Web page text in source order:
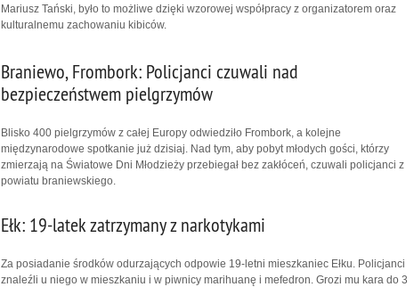
Mariusz Tański, było to możliwe dzięki wzorowej współpracy z organizatorem oraz
kulturalnemu zachowaniu kibiców.
Braniewo, Frombork: Policjanci czuwali nad
bezpieczeństwem pielgrzymów
Blisko 400 pielgrzymów z całej Europy odwiedziło Frombork, a kolejne
międzynarodowe spotkanie już dzisiaj. Nad tym, aby pobyt młodych gości, którzy
zmierzają na Światowe Dni Młodzieży przebiegał bez zakłóceń, czuwali policjanci z
powiatu braniewskiego.
Ełk: 19-latek zatrzymany z narkotykami
Za posiadanie środków odurzających odpowie 19-letni mieszkaniec Ełku. Policjanci
znaleźli u niego w mieszkaniu i w piwnicy marihuanę i mefedron. Grozi mu kara do 3